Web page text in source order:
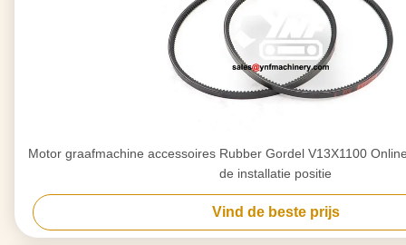
Motor graafmachine accessoires Rubber Gordel V13X1100
de installatie positie
Vind de beste prijs